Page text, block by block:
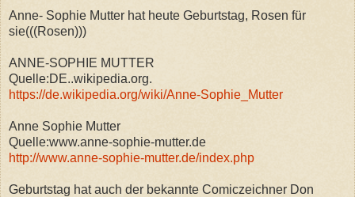
Anne- Sophie Mutter hat heute Geburtstag, Rosen für
sie(((Rosen)))
ANNE-SOPHIE MUTTER
Quelle:DE..wikipedia.org.
https://de.wikipedia.org/wiki/Anne-Sophie_Mutter
Anne Sophie Mutter
Quelle:www.anne-sophie-mutter.de
http://www.anne-sophie-mutter.de/index.php
Geburtstag hat auch der bekannte Comiczeichner Don